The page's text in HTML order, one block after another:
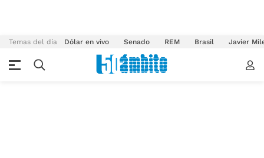
Temas del día Dólar en vivo Senado REM Brasil Javier